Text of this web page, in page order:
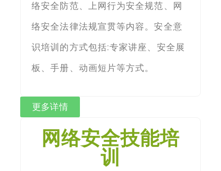
络安全防范、上网行为安全规范、网
络安全法律法规宣贯等内容。安全意
识培训的方式包括:专家讲座、安全展
板、手册、动画短片等方式。
更多详情
网络安全技能培
训